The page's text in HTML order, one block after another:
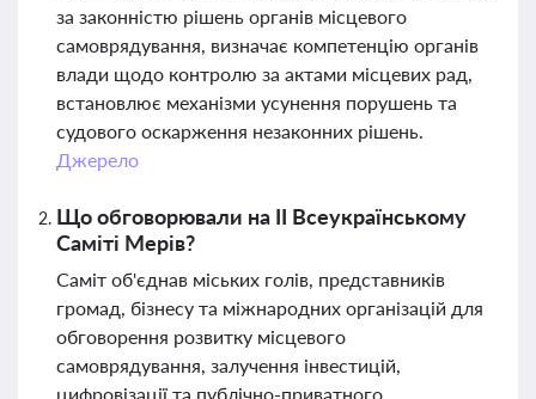
за законністю рішень органів місцевого
самоврядування, визначає компетенцію органів
влади щодо контролю за актами місцевих рад,
встановлює механізми усунення порушень та
судового оскарження незаконних рішень.
Джерело
Що обговорювали на II Всеукраїнському
Саміті Мерів?
Саміт об'єднав міських голів, представників
громад, бізнесу та міжнародних організацій для
обговорення розвитку місцевого
самоврядування, залучення інвестицій,
цифровізації та публічно-приватного